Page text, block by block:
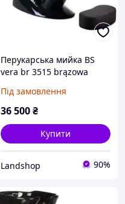
Перукарська мийка BS
vera br 3515 brązowa
Під замовлення
36 500₴
Купити
Landshop 90%